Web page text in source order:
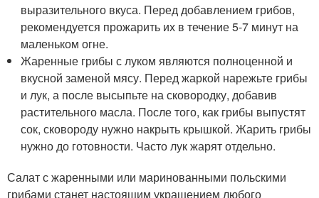
выразительного вкуса. Перед добавлением грибов,
рекомендуется прожарить их в течение 5-7 минут на
маленьком огне.
Жаренные грибы с луком являются полноценной и
вкусной заменой мясу. Перед жаркой нарежьте грибы
и лук, а после высыпьте на сковородку, добавив
растительного масла. После того, как грибы выпустят
сок, сковороду нужно накрыть крышкой. Жарить грибы
нужно до готовности. Часто лук жарят отдельно.
Салат с жаренными или маринованными польскими
грибами станет настоящим украшением любого